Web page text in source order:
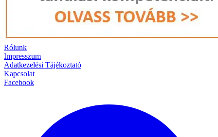
Rólunk
Impresszum
Adatkezelési Tájékoztató
Kapcsolat
Facebook